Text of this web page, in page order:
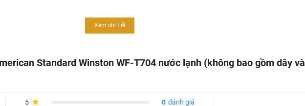
lại vẻ tươi sáng lâu dài.Xem chi tiết
Standard Winston WF-T704 nước lạnh (không bao gồm dây và
5 0 đánh giá